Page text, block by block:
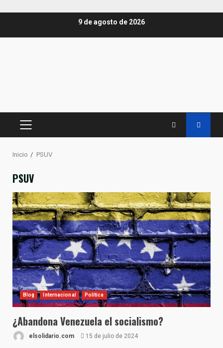
9 de agosto de 2026
MENÚ
Inicio PSUV
PSUV
Blog Internacional Política
¿Abandona Venezuela el socialismo?
elsolidario.com 15 de julio de 2024